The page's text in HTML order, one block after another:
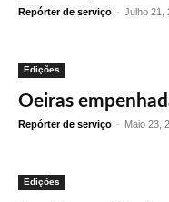
Repórter de serviço - Julho 21,
Edições
Oeiras
Repórter de serviço - Maio 23,
Edições